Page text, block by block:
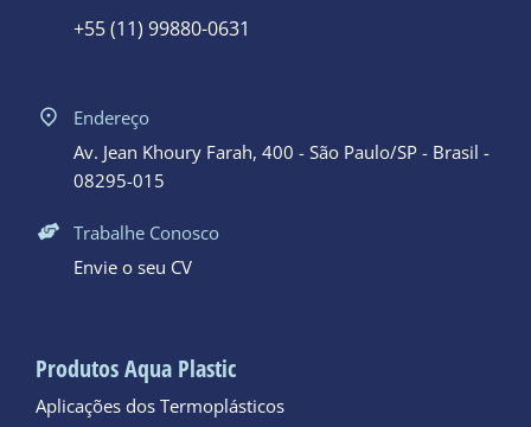
+55 (11) 99880-0631
Endereço
Av. Jean Khoury Farah, 400 - São Paulo/SP - Brasil -
08295-015
Trabalhe Conosco
Envie o seu CV
Produtos Aqua Plastic
Aplicações dos Termoplásticos